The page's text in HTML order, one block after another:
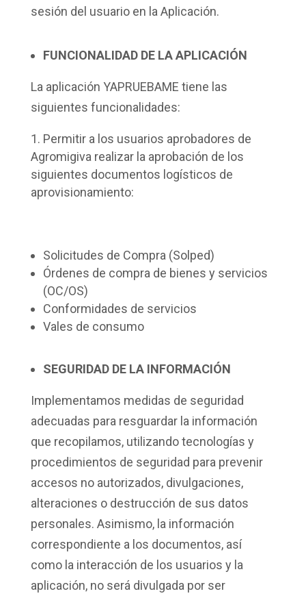
sesión del usuario en la Aplicación.
FUNCIONALIDAD DE LA APLICACIÓN
La aplicación YAPRUEBAME tiene las
siguientes funcionalidades:
Permitir a los usuarios aprobadores de
Agromigiva realizar la aprobación de los
siguientes documentos logísticos de
aprovisionamiento:
Solicitudes de Compra (Solped)
Órdenes de compra de bienes y servicios
(OC/OS)
Conformidades de servicios
Vales de consumo
SEGURIDAD DE LA INFORMACIÓN
Implementamos medidas de seguridad
adecuadas para resguardar la información
que recopilamos, utilizando tecnologías y
procedimientos de seguridad para prevenir
accesos no autorizados, divulgaciones,
alteraciones o destrucción de sus datos
personales. Asimismo, la información
correspondiente a los documentos, así
como la interacción de los usuarios y la
aplicación, no será divulgada por ser